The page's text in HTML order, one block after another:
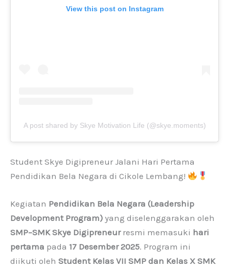
View this post on Instagram
A post shared by Skye Motivation Life (@skye.moments)
Student Skye Digipreneur Jalani Hari Pertama
Pendidikan Bela Negara di Cikole Lembang!
Kegiatan Pendidikan Bela Negara (Leadership
Development Program) yang diselenggarakan oleh
SMP–SMK Skye Digipreneurresmi memasuki hari
pertama pada 17 Desember 2025. Program ini
diikuti oleh Student Kelas VII SMP dan Kelas X SMK